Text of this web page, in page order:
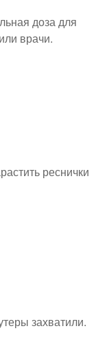
доза для
врачи.
реснички
захватили.